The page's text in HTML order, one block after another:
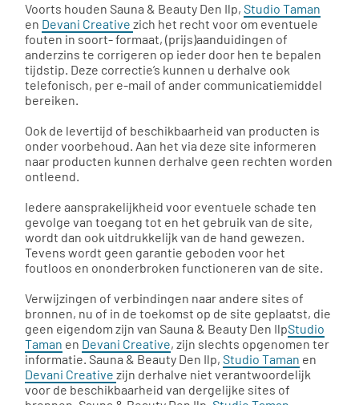
Voorts houden Sauna & Beauty Den Ilp, Studio Taman
en Devani Creative zich het recht voor om eventuele
fouten in soort- formaat, (prijs)aanduidingen of
anderzins te corrigeren op ieder door hen te bepalen
tijdstip. Deze correctie’s kunnen u derhalve ook
telefonisch, per e-mail of ander communicatiemiddel
bereiken.
Ook de levertijd of beschikbaarheid van producten is
onder voorbehoud. Aan het via deze site informeren
naar producten kunnen derhalve geen rechten worden
ontleend.
Iedere aansprakelijkheid voor eventuele schade ten
gevolge van toegang tot en het gebruik van de site,
wordt dan ook uitdrukkelijk van de hand gewezen.
Tevens wordt geen garantie geboden voor het
foutloos en ononderbroken functioneren van de site.
Verwijzingen of verbindingen naar andere sites of
bronnen, nu of in de toekomst op de site geplaatst, die
geen eigendom zijn van Sauna & Beauty Den IlpStudio
Taman en Devani Creative, zijn slechts opgenomen ter
informatie. Sauna & Beauty Den Ilp, Studio Taman en
Devani Creative zijn derhalve niet verantwoordelijk
voor de beschikbaarheid van dergelijke sites of